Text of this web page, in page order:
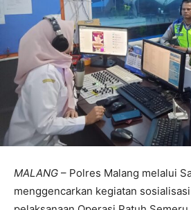
MALANG – Polres Malang melalui
menggencarkan kegiatan